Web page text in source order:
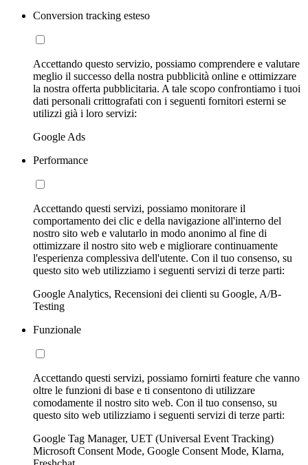
Conversion tracking esteso
Accettando questo servizio, possiamo comprendere e valutare
meglio il successo della nostra pubblicità online e ottimizzare
la nostra offerta pubblicitaria. A tale scopo confrontiamo i tuoi
dati personali crittografati con i seguenti fornitori esterni se
utilizzi già i loro servizi:
Google Ads
Performance
Accettando questi servizi, possiamo monitorare il
comportamento dei clic e della navigazione all'interno del
nostro sito web e valutarlo in modo anonimo al fine di
ottimizzare il nostro sito web e migliorare continuamente
l'esperienza complessiva dell'utente. Con il tuo consenso, su
questo sito web utilizziamo i seguenti servizi di terze parti:
Google Analytics, Recensioni dei clienti su Google, A/B-
Testing
Funzionale
Accettando questi servizi, possiamo fornirti feature che vanno
oltre le funzioni di base e ti consentono di utilizzare
comodamente il nostro sito web. Con il tuo consenso, su
questo sito web utilizziamo i seguenti servizi di terze parti:
Google Tag Manager, UET (Universal Event Tracking)
Microsoft Consent Mode, Google Consent Mode, Klarna,